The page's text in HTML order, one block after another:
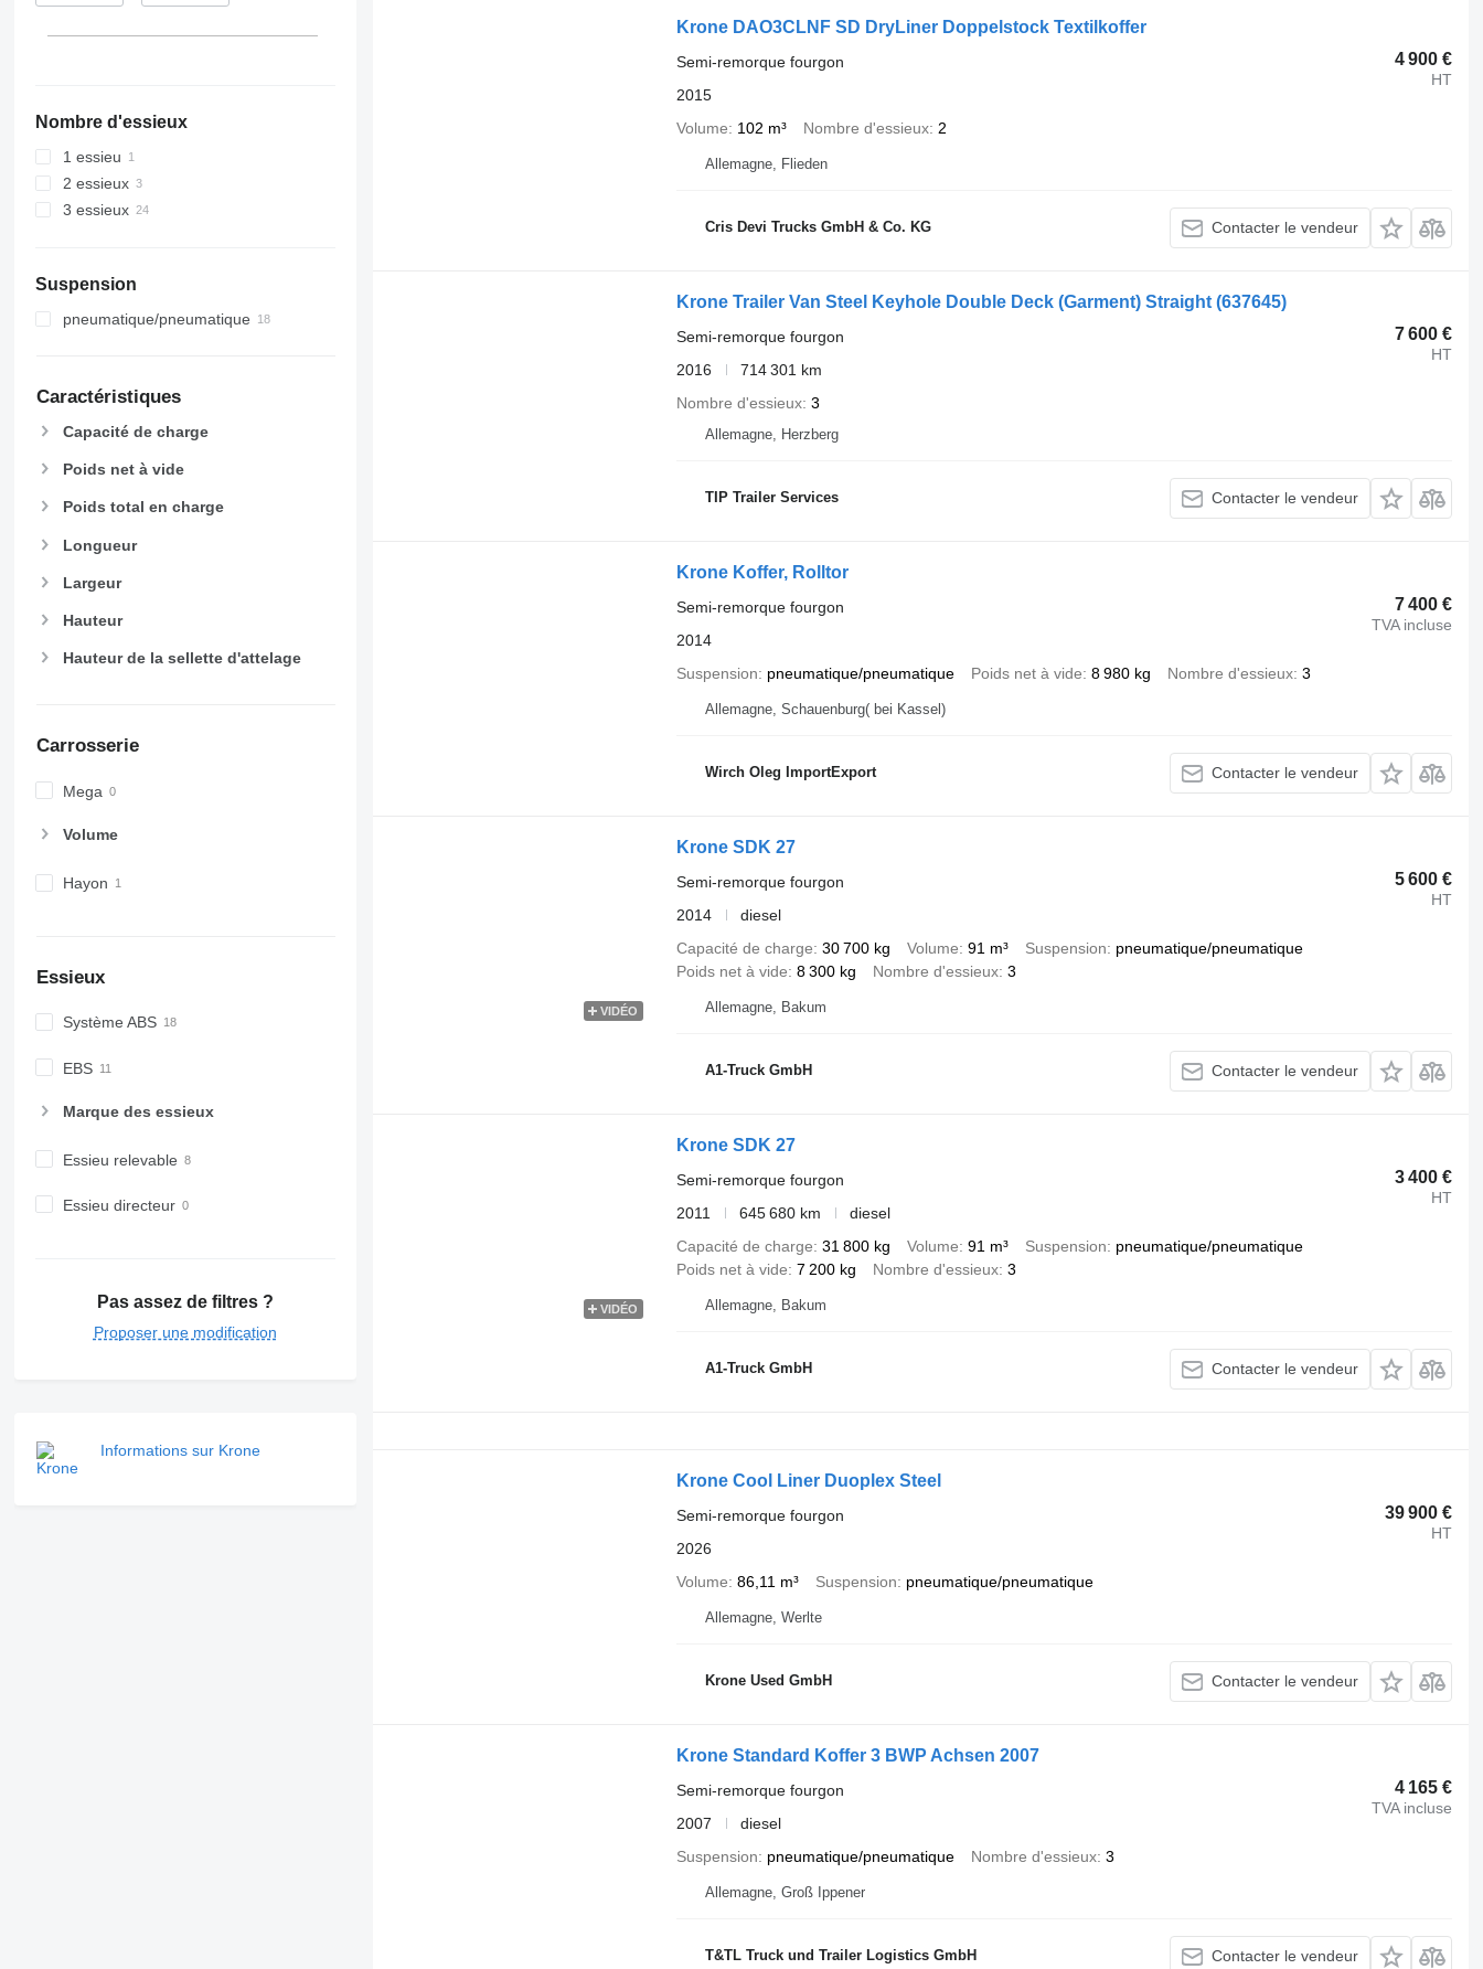
Nombre d'essieux
1 essieu
2 essieux
3 essieux
Suspension
pneumatique/pneumatique
Caractéristiques
Capacité de charge
Poids net à vide
Poids total en charge
Longueur
Largeur
Hauteur
Hauteur de la sellette d'attelage
Carrosserie
Mega
Volume
Hayon
Essieux
Système ABS
EBS
Marque des essieux
Essieu relevable
Essieu directeur
Pas assez de filtres ?
Proposer une modification
Informations sur Krone
Krone DAO3CLNF SD DryLiner Doppelstock Textilkoffer
4 900 €
HT
Semi-remorque fourgon
2015
Volume
102 m³ Nombre d'essieux 2
Allemagne, Flieden
Cris Devi Trucks GmbH & Co. KG Contacter le vendeur
Krone Trailer Van Steel Keyhole Double Deck (Garment) Straight (637645)
7 600 €
HT
Semi-remorque fourgon
2016
714 301 km
Nombre d'essieux 3
Allemagne, Herzberg
TIP Trailer Services Contacter le vendeur
Krone Koffer, Rolltor
7 400 €
TVA incluse
Semi-remorque fourgon
2014
Suspension
pneumatique/pneumatique Poids net à vide 8 980 kg Nombre d'essieux 3
Allemagne, Schauenburg( bei Kassel)
Wirch Oleg ImportExport Contacter le vendeur
VIDÉO
Krone SDK 27
5 600 €
HT
Semi-remorque fourgon
2014
diesel
Capacité de charge 30 700 kg Volume 91 m³ Suspension
pneumatique/pneumatique
Poids net à vide 8 300 kg Nombre d'essieux 3
Allemagne, Bakum
A1-Truck GmbH Contacter le vendeur
VIDÉO
Krone SDK 27
3 400 €
HT
Semi-remorque fourgon
2011
645 680 km
diesel
Capacité de charge 31 800 kg Volume 91 m³ Suspension
pneumatique/pneumatique
Poids net à vide 7 200 kg Nombre d'essieux 3
Allemagne, Bakum
A1-Truck GmbH Contacter le vendeur
Krone Cool Liner Duoplex Steel
39 900 €
HT
Semi-remorque fourgon
2026
Volume 86,11 m³ Suspension pneumatique/pneumatique
Allemagne, Werlte
Krone Used GmbH Contacter le vendeur
Krone Standard Koffer 3 BWP Achsen 2007
4 165 €
TVA incluse
Semi-remorque fourgon
2007
diesel
Suspension
pneumatique/pneumatique Nombre d'essieux 3
Allemagne, Groß Ippener
T&TL Truck und Trailer Logistics GmbH Contacter le vendeur